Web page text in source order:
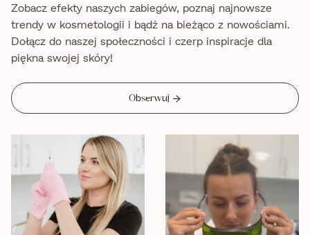
Zobacz efekty naszych zabiegów, poznaj najnowsze
trendy w kosmetologii i bądź na bieżąco z nowościami.
Dołącz do naszej społeczności i czerp inspiracje dla
piękna swojej skóry!
Obserwuj 